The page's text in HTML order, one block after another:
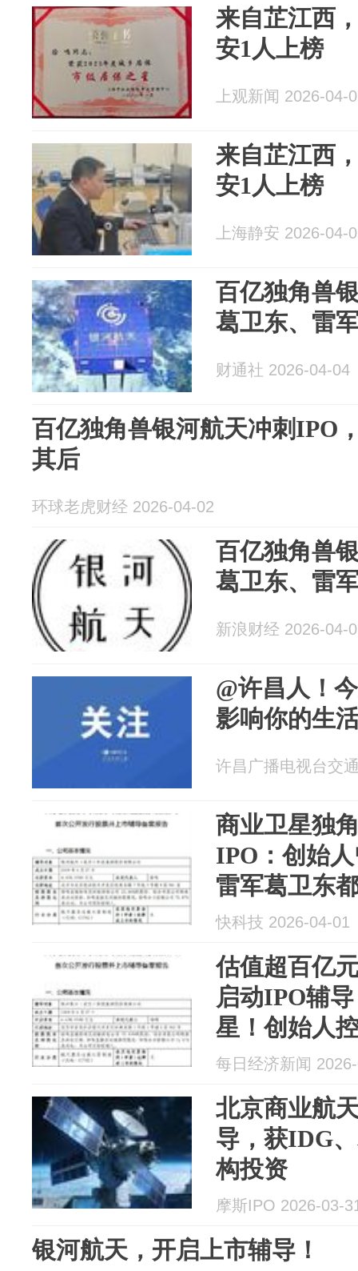
来自芷江西
安1人上榜
上观新闻 2026-04-
来自芷江西
安1人上榜
上海静安 2026-04-
百亿独角兽
葛卫东、雷
财通社 2026-04-04
百亿独角兽银河航天冲刺IPO
其后
环球老虎财经 2026-04-02
百亿独角兽
葛卫东、雷
新浪财经 2026-04-
@许昌人！
影响你的生
许昌广播电视台交
商业卫星独
IPO：创始
雷军葛卫东
快科技 2026-04-01
估值超百亿
启动IPO辅
星！创始人
每日经济新闻
北京商业航
导，获IDG
构投资
摩斯IPO 2026-03-
银河航天，开启上市辅导！